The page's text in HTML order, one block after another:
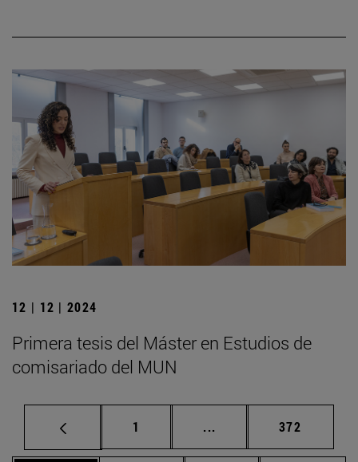
12 | 12 | 2024
Primera tesis del Máster en Estudios de
comisariado del MUN
Página
1 ... Páginas intermedias
Página
372